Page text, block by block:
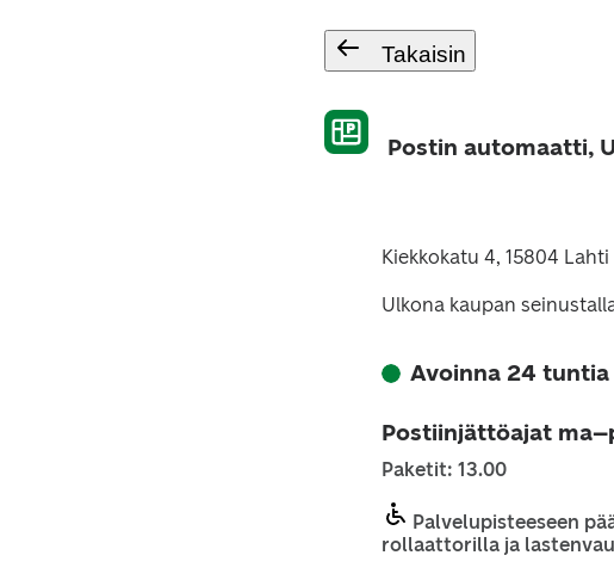
Takaisin
Postin automaatti,
Kiekkokatu 4, 15804 Lahti
Ulkona kaupan
Avoinna 24 tuntia
Postiinjättöajat
Paketit: 13.00
Palvelupisteeseen
rollaattorilla ja